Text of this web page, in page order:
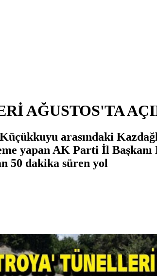
AĞUSTOS'TA
arasındaki
yapan AK Parti İl
50 dakika süren yol